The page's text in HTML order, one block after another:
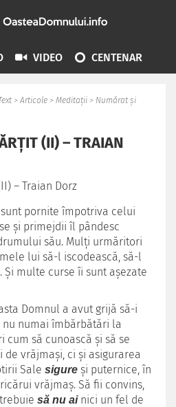
VIDEO CENTENAR
> Articole > Meditații > Numărat şi
(II) – TRAIAN
pornite împotriva celui
şi primejdii îl pândesc
său. Mulţi urmăritori
lui să-l iscodească, să-l
multe curse îi sunt aşezate
Domnul a avut grijă să-i
numai îmbărbătări la
cum să cunoască şi să se
vrăjmaşi, ci şi asigurarea
Sale sigure şi puternice, în
vrăjmaş. Să fii convins,
să nu ainici un fel de